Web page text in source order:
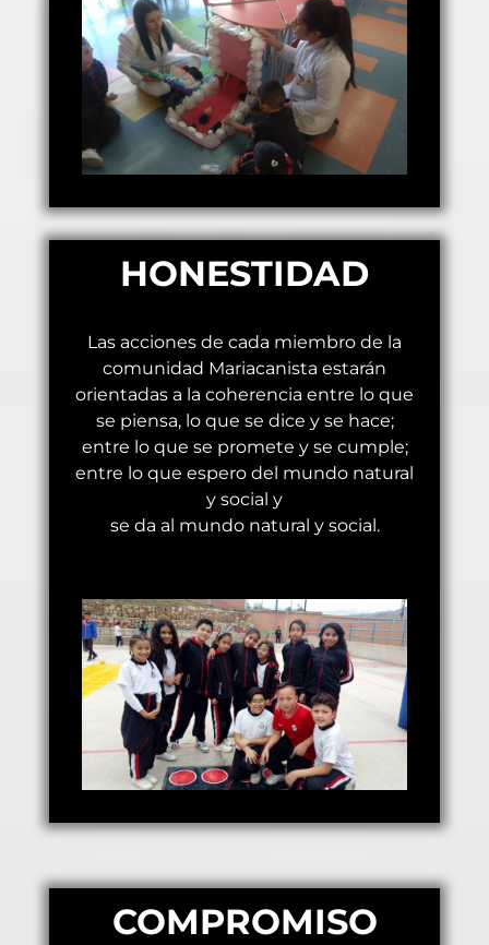
HONESTIDAD
Las acciones de cada miembro de la
comunidad Mariacanista estarán
orientadas a la coherencia entre lo que
se piensa, lo que se dice y se hace;
entre lo que se promete y se cumple;
entre lo que espero del mundo natural
y social y
se da al mundo natural y social.
COMPROMISO